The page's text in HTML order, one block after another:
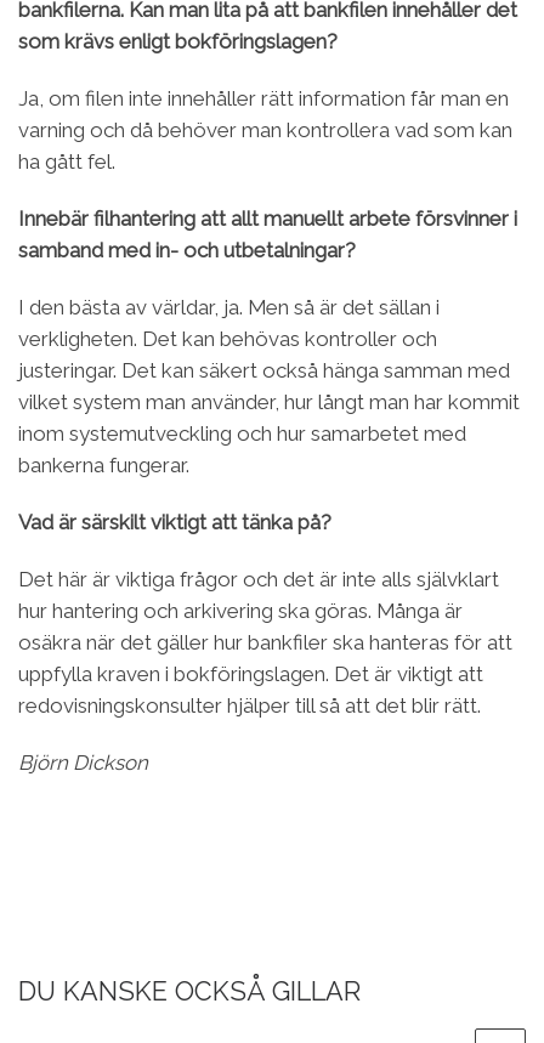
bankfilerna. Kan man lita på att bankfilen innehåller det
som krävs enligt bokföringslagen?
Ja, om filen inte innehåller rätt information får man en
varning och då behöver man kontrollera vad som kan
ha gått fel.
Innebär filhantering att allt manuellt arbete försvinner i
samband med in- och utbetalningar?
I den bästa av världar, ja. Men så är det sällan i
verkligheten. Det kan behövas kontroller och
justeringar. Det kan säkert också hänga samman med
vilket system man använder, hur långt man har kommit
inom systemutveckling och hur samarbetet med
bankerna fungerar.
Vad är särskilt viktigt att tänka på?
Det här är viktiga frågor och det är inte alls självklart
hur hantering och arkivering ska göras. Många är
osäkra när det gäller hur bankfiler ska hanteras för att
uppfylla kraven i bokföringslagen. Det är viktigt att
redovisningskonsulter hjälper till så att det blir rätt.
Björn Dickson
DU KANSKE OCKSÅ GILLAR